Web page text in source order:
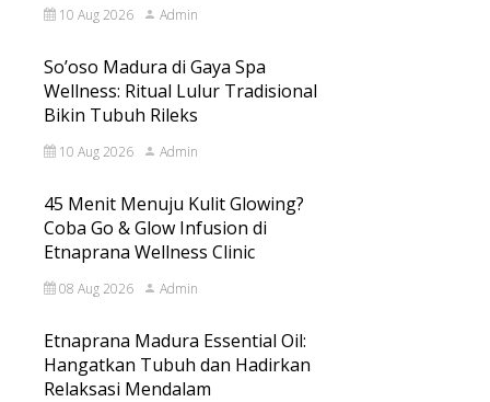
10 Aug 2026 Admin
So’oso Madura di Gaya Spa
Wellness: Ritual Lulur Tradisional
Bikin Tubuh Rileks
10 Aug 2026 Admin
45 Menit Menuju Kulit Glowing?
Coba Go & Glow Infusion di
Etnaprana Wellness Clinic
08 Aug 2026 Admin
Etnaprana Madura Essential Oil:
Hangatkan Tubuh dan Hadirkan
Relaksasi Mendalam